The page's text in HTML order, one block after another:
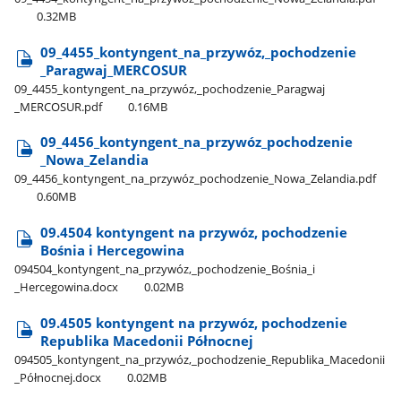
0.32MB
09​_4455​_kontyngent​_na​_przywóz,​_pochodzenie​
_Paragwaj​_MERCOSUR
09​_4455​_kontyngent​_na​_przywóz,​_pochodzenie​_Paragwaj​
_MERCOSUR.pdf
0.16MB
09​_4456​_kontyngent​_na​_przywóz​_pochodzenie​
_Nowa​_Zelandia
09​_4456​_kontyngent​_na​_przywóz​_pochodzenie​_Nowa​_Zelandia.pdf
0.60MB
09.4504 kontyngent na przywóz, pochodzenie
Bośnia i Hercegowina
094504​_kontyngent​_na​_przywóz,​_pochodzenie​_Bośnia​_i​
_Hercegowina.docx
0.02MB
09.4505 kontyngent na przywóz, pochodzenie
Republika Macedonii Północnej
094505​_kontyngent​_na​_przywóz,​_pochodzenie​_Republika​_Macedonii​
_Północnej.docx
0.02MB